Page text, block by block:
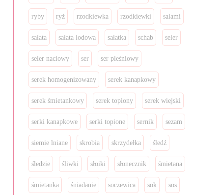
ryby ryż rzodkiewka rzodkiewki salami
sałata sałata lodowa sałatka schab seler
seler naciowy ser ser pleśniowy
serek homogenizowany serek kanapkowy
serek śmietankowy serek topiony serek wiejski
serki kanapkowe serki topione sernik sezam
siemie lniane skrobia skrzydełka śledź
śledzie śliwki słoiki słonecznik śmietana
śmietanka śniadanie soczewica sok sos